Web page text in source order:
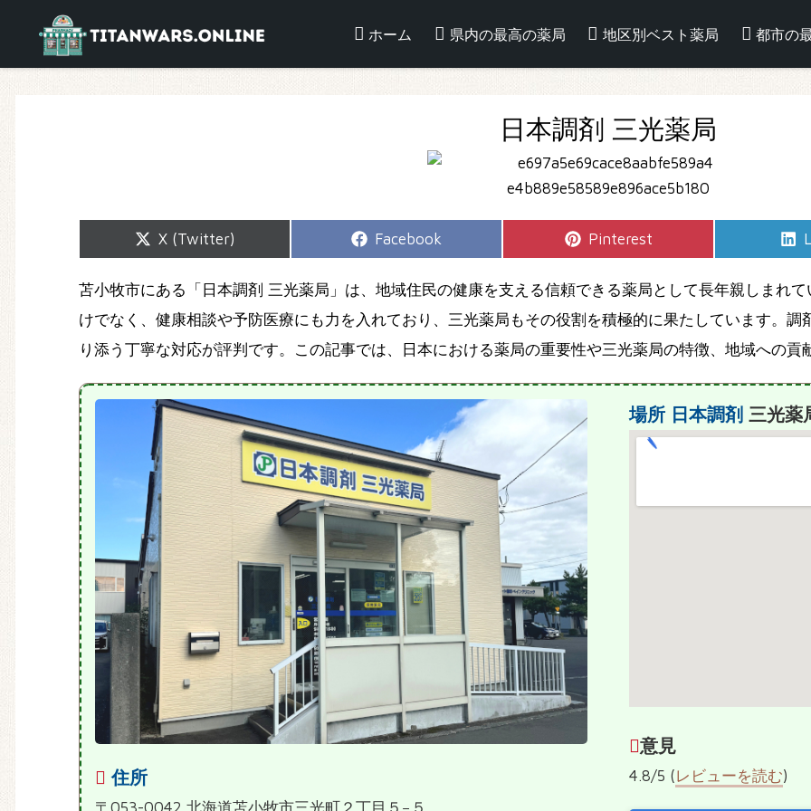
ホーム 県内の最高の薬局 地区別ベスト薬局 都市の
日本調剤 三光薬局
Share
X (Twitter)
Share
Facebook
Share
Pinterest
苫小牧市にある「日本調剤 三光薬局」は、地域住民の健康を支える信頼できる薬局として長年親しまれ
けでなく、健康相談や予防医療にも力を入れており、三光薬局もその役割を積極的に果たしています。
り添う丁寧な対応が評判です。この記事では、日本における薬局の重要性や三光薬局の特徴、地域への貢
住所
場所 日本調剤 三光薬
意見
4.8/5 (レビューを読む)